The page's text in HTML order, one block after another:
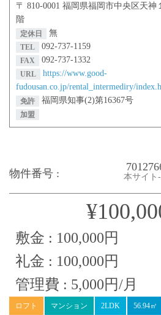
〒 810-0001 福岡県福岡市中央区天神
階
定休日 無
TEL 092-737-1159
FAX 092-737-1332
URL
https://www.good-
fudousan.co.jp/rental_intermediry/
免許 福岡県知事(2)第16367号
加盟
物件番号 : 本サイト
敷金 : 100,000円
礼金 : 100,000円
管理費 : 5,000円/月
ロフト マンション 2LDK 56.94㎡